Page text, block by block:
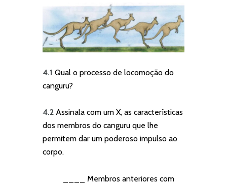
4.1 Qual o processo de locomoção do
canguru?
4.2 Assinala com um X, as características
dos membros do canguru que lhe
permitem dar um poderoso impulso ao
corpo.
____ Membros anteriores com